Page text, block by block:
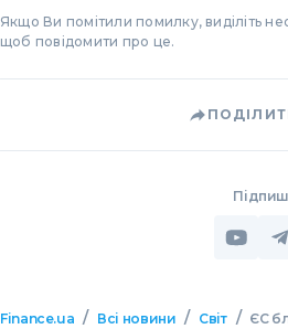
Якщо Ви помітили помилку, виділіть
щоб повідомити про це.
Finance.ua / Всі новини / Світ / ЄС